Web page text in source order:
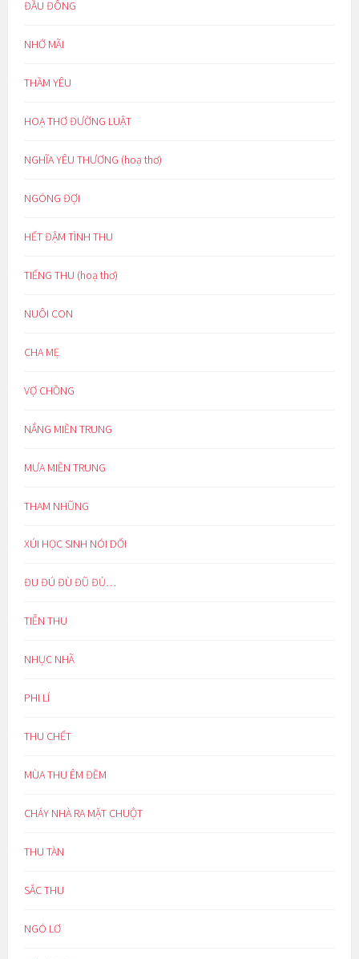
ĐẦU ĐÔNG
NHỚ MÃI
THẦM YÊU
HOẠ THƠ ĐƯỜNG LUẬT
NGHĨA YÊU THƯƠNG (hoạ thơ)
NGÓNG ĐỢI
HẾT ĐẬM TÌNH THU
TIẾNG THU (hoạ thơ)
NUÔI CON
CHA MẸ
VỢ CHỒNG
NẮNG MIỀN TRUNG
MƯA MIỀN TRUNG
THAM NHŨNG
XÚI HỌC SINH NÓI DỐI
ĐU ĐÚ ĐÙ ĐŨ ĐỦ…
TIỄN THU
NHỤC NHÃ
PHI LÍ
THU CHẾT
MÙA THU ÊM ĐỀM
CHÁY NHÀ RA MẶT CHUỘT
THU TÀN
SẮC THU
NGÓ LƠ